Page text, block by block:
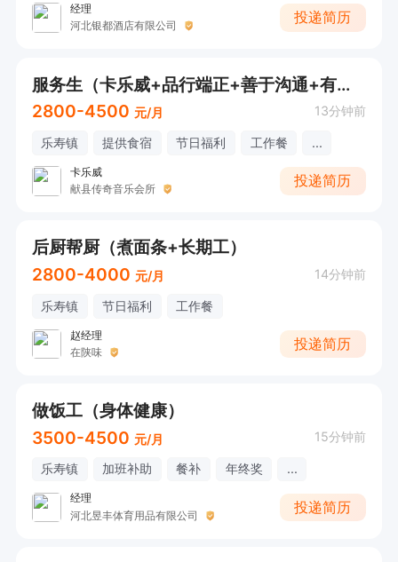
经理
河北银都酒店有限公司
投递简历
服务生（卡乐威+品行端正+善于沟通+有无经验均可）
2800-4500 元/月 13分钟前
乐寿镇 提供食宿 节日福利 工作餐 ...
卡乐威
献县传奇音乐会所
投递简历
后厨帮厨（煮面条+长期工）
2800-4000 元/月 14分钟前
乐寿镇 节日福利 工作餐
赵经理
在陕味
投递简历
做饭工（身体健康）
3500-4500 元/月 15分钟前
乐寿镇 加班补助 餐补 年终奖 ...
经理
河北昱丰体育用品有限公司
投递简历